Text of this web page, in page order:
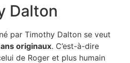
Dalton
par Timothy Dalton se veut
originaux. C’est-à-dire
de Roger et plus humain